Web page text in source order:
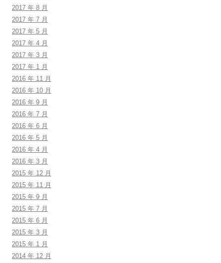
2017 年 8 月
2017 年 7 月
2017 年 5 月
2017 年 4 月
2017 年 3 月
2017 年 1 月
2016 年 11 月
2016 年 10 月
2016 年 9 月
2016 年 7 月
2016 年 6 月
2016 年 5 月
2016 年 4 月
2016 年 3 月
2015 年 12 月
2015 年 11 月
2015 年 9 月
2015 年 7 月
2015 年 6 月
2015 年 3 月
2015 年 1 月
2014 年 12 月